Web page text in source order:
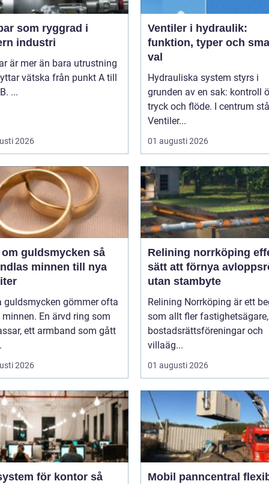
som ryggrad i
industri
är mer än bara utrustning
vätska från punkt A till
...
2026
Ventiler i hydraulik:
funktion, typer och
val
Hydrauliska system styrs i
grunden av en sak: kontroll
tryck och flöde. I centrum
Ventiler...
01 augusti 2026
guldsmycken så
minnen till nya
guldsmycken gömmer ofta
En ärvd ring som
ett armband som gått
2026
Relining norrköping effektivt
sätt att förnya
utan stambyte
Relining Norrköping är ett
som allt fler fastighetsägare,
bostadsrättsföreningar och
villaäg...
01 augusti 2026
för kontor så
Mobil panncentral flexibel